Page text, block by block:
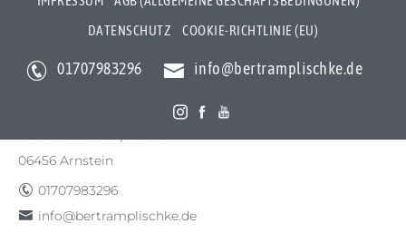
DATENSCHUTZ
COOKIE-RICHTLINIE (EU)
01707983296 info@bertramplischke.de
Bertram Plischke Individualfotografie
06456 Arnstein
01707983296
info@bertramplischke.de